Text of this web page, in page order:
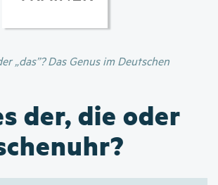
„das”? Das Genus im Deutschen
der, die oder